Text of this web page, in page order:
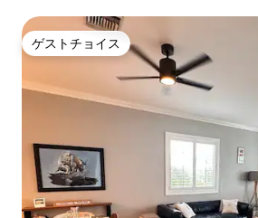
ゲストチョイス
ゲストチョイス